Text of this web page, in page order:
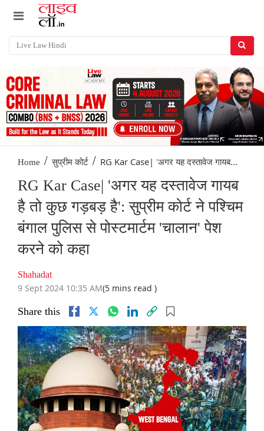
Home / सुप्रीम कोर्ट / RG Kar Case| 'अगर यह दस्तावेज गायब...
RG Kar Case| 'अगर यह दस्तावेज गायब
है तो कुछ गड़बड़ है': सुप्रीम कोर्ट ने पश्चिम
बंगाल पुलिस से पोस्टमार्टम 'चालान' पेश
करने को कहा
Shahadat
9 Sept 2024 10:35 AM(5 mins read )
Share this